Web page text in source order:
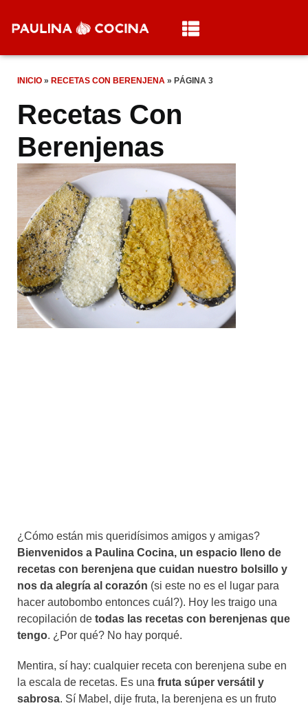
INICIO » RECETAS CON BERENJENA » PÁGINA 3
Recetas Con
Berenjenas
¿Cómo están mis queridísimos amigos y amigas?
Bienvenidos a Paulina Cocina, un espacio lleno de
recetas con berenjena que cuidan nuestro bolsillo y
nos da alegría al corazón (si este no es el lugar para
hacer autobombo entonces cuál?). Hoy les traigo una
recopilación de todas las recetas con berenjenas que
tengo. ¿Por qué? No hay porqué.
Mentira, sí hay: cualquier receta con berenjena sube en
la escala de recetas. Es una fruta súper versátil y
sabrosa. Sí Mabel, dije fruta, la berenjena es un fruto